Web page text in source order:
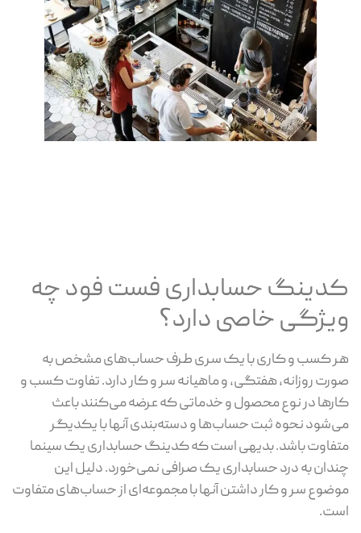
کدینگ حسابداری فست فود چه
ویژگی خاصی دارد؟
هر کسب و کاری با یک سری طرف حساب‌های مشخص به
صورت روزانه، هفتگی، و ماهیانه سر و کار دارد. تفاوت کسب و
کارها در نوع محصول و خدماتی که عرضه می‌کنند باعث
می‌شود نحوه ثبت حساب‌ها و دسته‌بندی آنها با یکدیگر
متفاوت باشد. بدیهی است که کدینگ حسابداری یک سینما
چندان به درد حسابداری یک صرافی نمی‌خورد. دلیل این
موضوع سر و کار داشتن آنها با مجموعه‌ای از حساب‌های متفاوت
است.